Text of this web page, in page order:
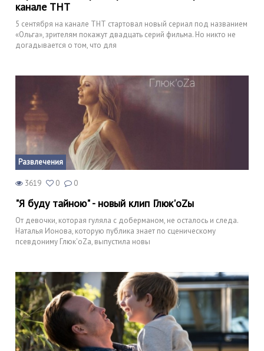
канале ТНТ
5 сентября на канале ТНТ стартовал новый сериал под названием
«Ольга», зрителям покажут двадцать серий фильма. Но никто не
догадывается о том, что для
Развлечения
3619 0 0
"Я буду тайною" - новый клип Глюк'оZы
От девочки, которая гуляла с доберманом, не осталось и следа.
Наталья Ионова, которую публика знает по сценическому
псевдониму Глюк'оZа, выпустила новы